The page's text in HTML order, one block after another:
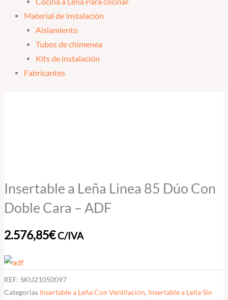
Material de instalación
Aislamiento
Tubos de chimenea
Kits de instalación
Fabricantes
Insertable a Leña Linea 85 Dúo Con
Doble Cara – ADF
2.576,85€C/IVA
REF:SKU21050097
Categorias Insertable a Leña Con Ventilación, Insertable a Leña Sin
Con
Cara
ADF
cantidad